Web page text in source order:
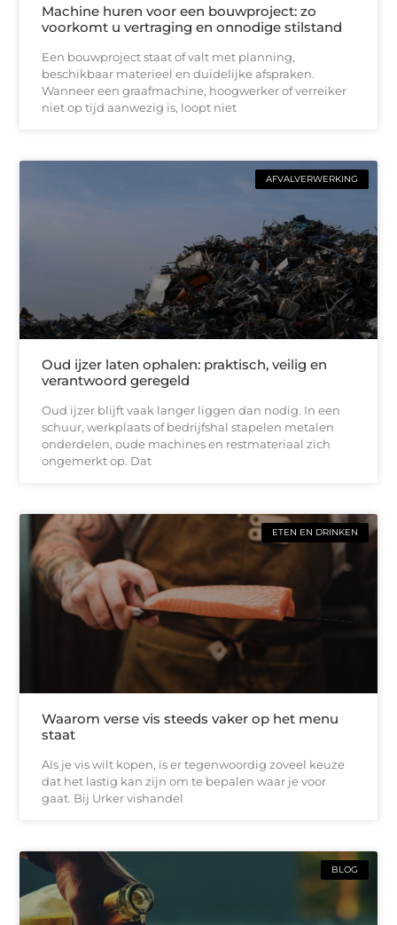
Machine huren voor een bouwproject: zo
voorkomt u vertraging en onnodige stilstand
Een bouwproject staat of valt met planning,
beschikbaar materieel en duidelijke afspraken.
Wanneer een graafmachine, hoogwerker of verreiker
niet op tijd aanwezig is, loopt niet
AFVALVERWERKING
Oud ijzer laten ophalen: praktisch, veilig en
verantwoord geregeld
Oud ijzer blijft vaak langer liggen dan nodig. In een
schuur, werkplaats of bedrijfshal stapelen metalen
onderdelen, oude machines en restmateriaal zich
ongemerkt op. Dat
ETEN EN DRINKEN
Waarom verse vis steeds vaker op het menu
staat
Als je vis wilt kopen, is er tegenwoordig zoveel keuze
dat het lastig kan zijn om te bepalen waar je voor
gaat. Bij Urker vishandel
BLOG